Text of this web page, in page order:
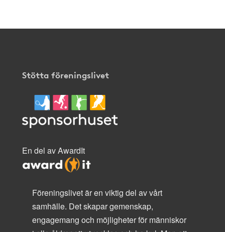
Stötta föreningslivet
En del av AwardIt
Föreningslivet är en viktig del av vårt
samhälle. Det skapar gemenskap,
engagemang och möjligheter för människor